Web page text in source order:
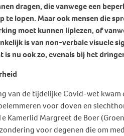
hoorsysteem
Day
en
Duizeligheid
jou?
dragen, die vanwege een
te lopen. Maar ook mensen die
moet kunnen liplezen, of
is van non-verbale visuele
is nu ook zo, evenals bij het
van de tijdelijke Covid-wet
voor doven en
Kamerlid Margreet de Boer
voor degenen die om